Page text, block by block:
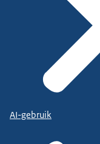
AI-gebruik